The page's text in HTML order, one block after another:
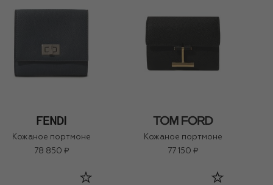
Кожаное портмоне
78 850 ₽
Кожаное портмоне
77 150 ₽